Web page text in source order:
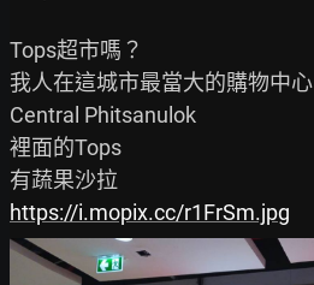
Tops超市嗎？
我人在這城市最當大的購物中心
Central Phitsanulok
裡面的Tops
https://i.mopix.cc/r1FrSm.jpg